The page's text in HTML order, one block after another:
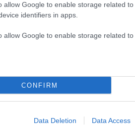
allow Google to enable storage related
identifiers in apps.
allow Google to enable storage related
CONFIRM
Data Deletion Data Access
ének
es regénye Macon „Milkman” Dead
életét követi nyomon születésétől
Obama abszolút kedvenc
az egyik első olyan könyv, amelyet
amire előtte kényszerként
hogy abba se bírtam hagyni az